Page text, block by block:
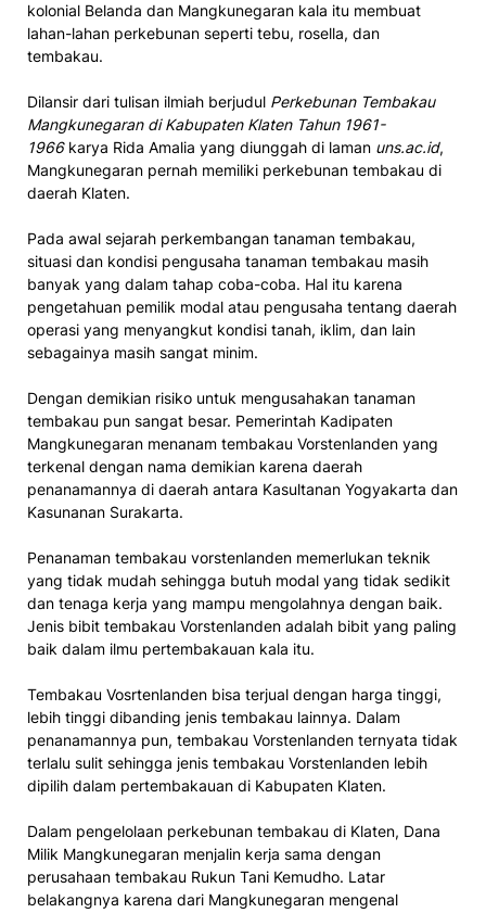
kolonial Belanda dan Mangkunegaran kala itu membuat
lahan-lahan perkebunan seperti tebu, rosella, dan
tembakau.
Dilansir dari tulisan ilmiah berjudul Perkebunan Tembakau
Mangkunegaran di Kabupaten Klaten Tahun 1961-
1966karya Rida Amalia yang diunggah di laman uns.ac.id,
Mangkunegaran pernah memiliki perkebunan tembakau di
daerah Klaten.
Pada awal sejarah perkembangan tanaman tembakau,
situasi dan kondisi pengusaha tanaman tembakau masih
banyak yang dalam tahap coba-coba. Hal itu karena
pengetahuan pemilik modal atau pengusaha tentang daerah
operasi yang menyangkut kondisi tanah, iklim, dan lain
sebagainya masih sangat minim.
Dengan demikian risiko untuk mengusahakan tanaman
tembakau pun sangat besar. Pemerintah Kadipaten
Mangkunegaran menanam tembakau Vorstenlanden yang
terkenal dengan nama demikian karena daerah
penanamannya di daerah antara Kasultanan Yogyakarta dan
Kasunanan Surakarta.
Penanaman tembakau vorstenlanden memerlukan teknik
yang tidak mudah sehingga butuh modal yang tidak sedikit
dan tenaga kerja yang mampu mengolahnya dengan baik.
Jenis bibit tembakau Vorstenlanden adalah bibit yang paling
baik dalam ilmu pertembakauan kala itu.
Tembakau Vosrtenlanden bisa terjual dengan harga tinggi,
lebih tinggi dibanding jenis tembakau lainnya. Dalam
penanamannya pun, tembakau Vorstenlanden ternyata tidak
terlalu sulit sehingga jenis tembakau Vorstenlanden lebih
dipilih dalam pertembakauan di Kabupaten Klaten.
Dalam pengelolaan perkebunan tembakau di Klaten, Dana
Milik Mangkunegaran menjalin kerja sama dengan
perusahaan tembakau Rukun Tani Kemudho. Latar
belakangnya karena dari Mangkunegaran mengenal